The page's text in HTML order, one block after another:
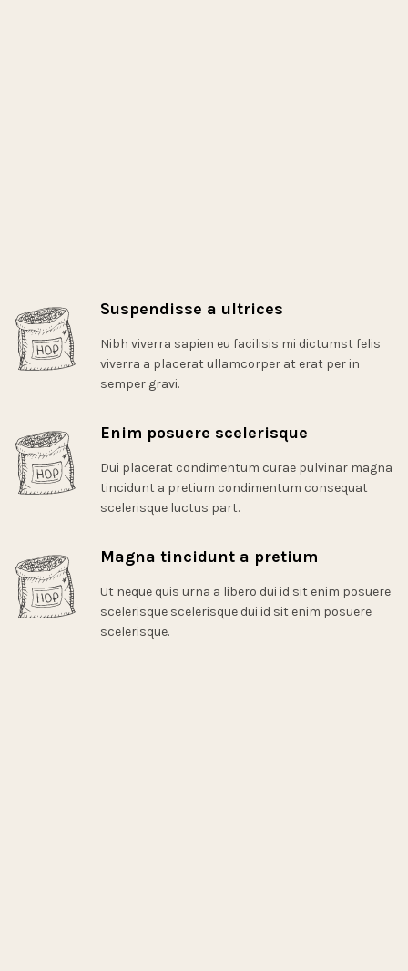
Suspendisse a ultrices
Nibh viverra sapien eu facilisis mi dictumst felis
viverra a placerat ullamcorper at erat per in
semper gravi.
Enim posuere scelerisque
Dui placerat condimentum curae pulvinar magna
tincidunt a pretium condimentum consequat
scelerisque luctus part.
Magna tincidunt a pretium
Ut neque quis urna a libero dui id sit enim posuere
scelerisque scelerisque dui id sit enim posuere
scelerisque.